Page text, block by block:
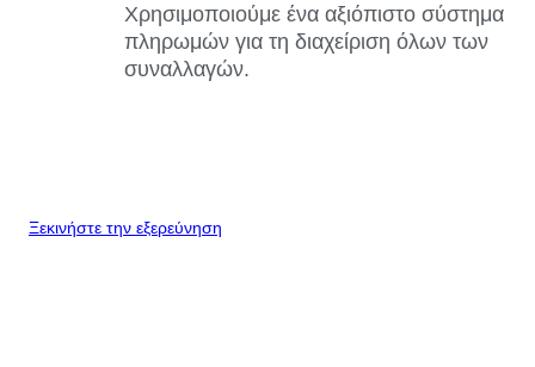
Χρησιμοποιούμε ένα αξιόπιστο σύστημα
πληρωμών για τη διαχείριση όλων των
συναλλαγών.
Ξεκινήστε την εξερεύνηση